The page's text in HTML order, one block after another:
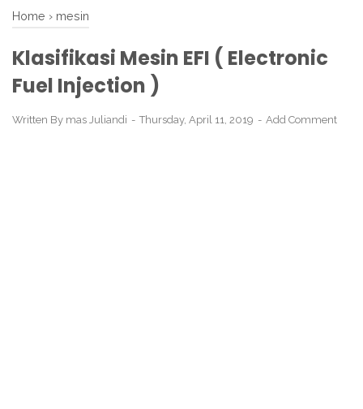
Home › mesin
Klasifikasi Mesin EFI ( Electronic
Fuel Injection )
Written By mas Juliandi Thursday, April 11, 2019 Add Comment